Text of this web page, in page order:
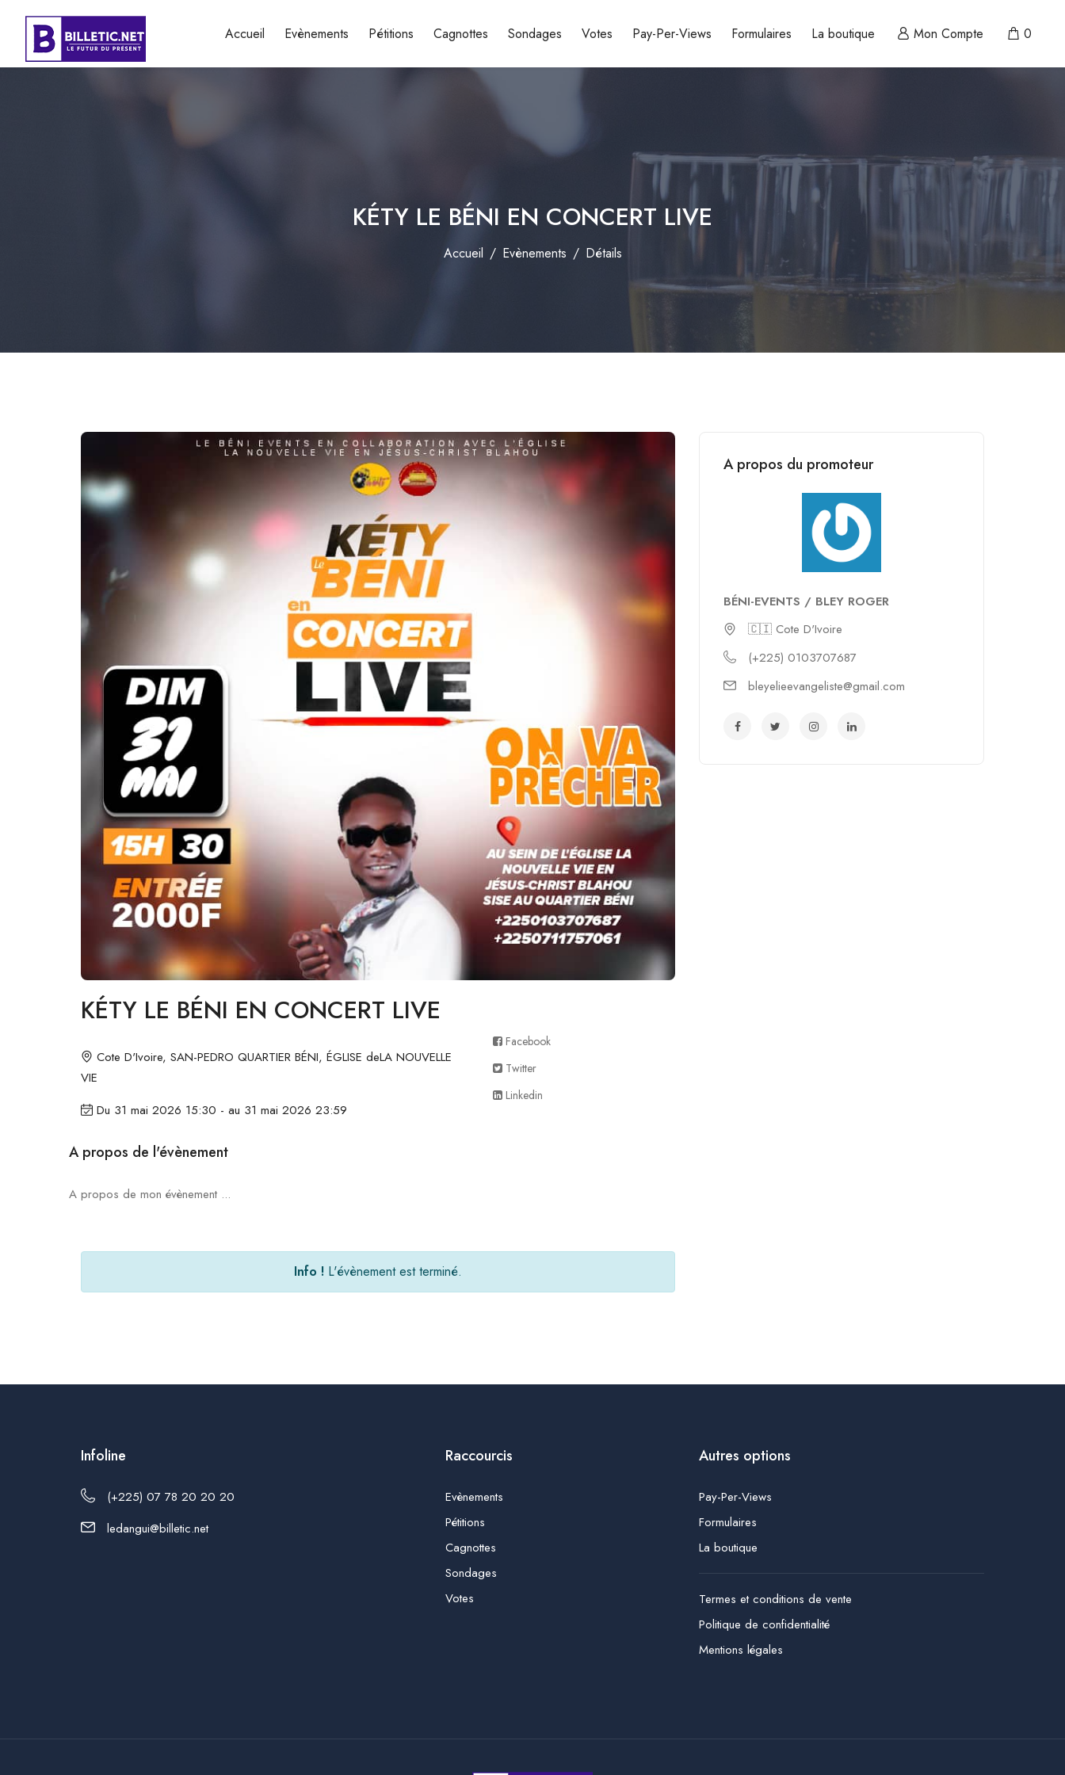
Accueil Evènements Pétitions Cagnottes Sondages Votes Pay-Per-Views Formulaires La boutique Mon Compte 0
KÉTY LE BÉNI EN CONCERT LIVE
Accueil Evènements Détails
KÉTY LE BÉNI EN CONCERT LIVE
Cote D'Ivoire, SAN-PEDRO QUARTIER BÉNI, ÉGLISE deLA NOUVELLE
VIE
Du 31 mai 2026 15:30 - au 31 mai 2026 23:59
Facebook
Twitter
Linkedin
A propos de l'évènement
A propos de mon évènement ...
Info ! L'évènement est terminé.
A propos du promoteur
BÉNI-EVENTS / BLEY ROGER
🇨🇮 Cote D'Ivoire
(+225) 0103707687
bleyelieevangeliste@gmail.com
Infoline
(+225) 07 78 20 20 20
ledangui@billetic.net
Raccourcis
Evènements
Pétitions
Cagnottes
Sondages
Votes
Autres options
Pay-Per-Views
Formulaires
La boutique
Termes et conditions de vente
Politique de confidentialité
Mentions légales